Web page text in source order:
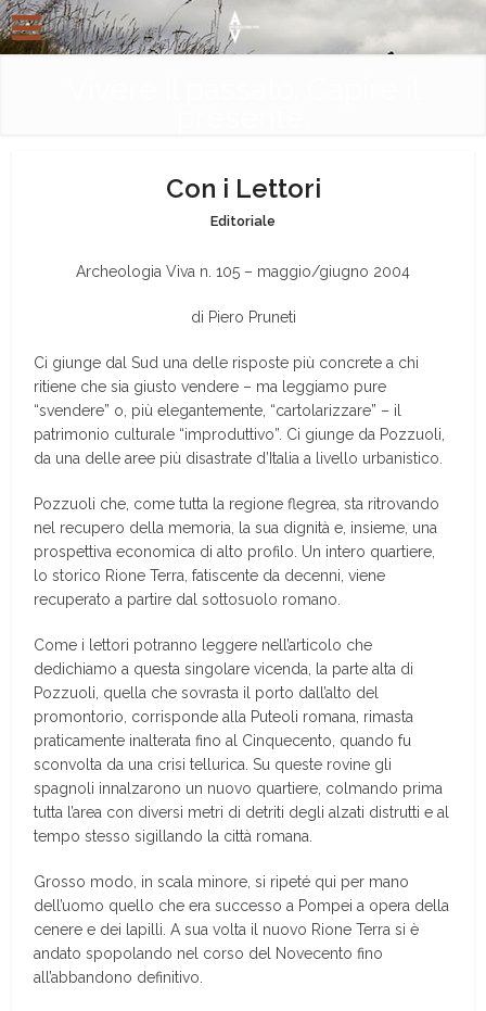
Con i Lettori
Editoriale
Archeologia Viva n. 105 – maggio/giugno 2004
di Piero Pruneti
Ci giunge dal Sud una delle risposte più concrete a chi
ritiene che sia giusto vendere – ma leggiamo pure
“svendere” o, più elegantemente, “cartolarizzare” – il
patrimonio culturale “improduttivo”. Ci giunge da Pozzuoli,
da una delle aree più disastrate d’Italia a livello urbanistico.
Pozzuoli che, come tutta la regione flegrea, sta ritrovando
nel recupero della memoria, la sua dignità e, insieme, una
prospettiva economica di alto profilo. Un intero quartiere,
lo storico Rione Terra, fatiscente da decenni, viene
recuperato a partire dal sottosuolo romano.
Come i lettori potranno leggere nell’articolo che
dedichiamo a questa singolare vicenda, la parte alta di
Pozzuoli, quella che sovrasta il porto dall’alto del
promontorio, corrisponde alla Puteoli romana, rimasta
praticamente inalterata fino al Cinquecento, quando fu
sconvolta da una crisi tellurica. Su queste rovine gli
spagnoli innalzarono un nuovo quartiere, colmando prima
tutta l’area con diversi metri di detriti degli alzati distrutti e al
tempo stesso sigillando la città romana.
Grosso modo, in scala minore, si ripeté qui per mano
dell’uomo quello che era successo a Pompei a opera della
cenere e dei lapilli. A sua volta il nuovo Rione Terra si è
andato spopolando nel corso del Novecento fino
all’abbandono definitivo.